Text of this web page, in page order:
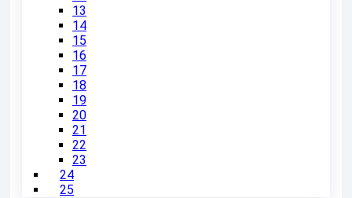
13
14
15
16
17
18
19
20
21
22
23
24
25